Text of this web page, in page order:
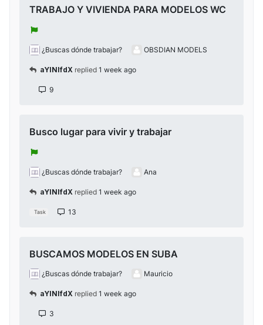
TRABAJO Y VIVIENDA PARA MODELOS WC
¿Buscas dónde trabajar? OBSDIAN MODELS
aYlNlfdX replied 1 week ago
9
Busco lugar para vivir y trabajar
¿Buscas dónde trabajar? Ana
aYlNlfdX replied 1 week ago
Task 13
BUSCAMOS MODELOS EN SUBA
¿Buscas dónde trabajar? Mauricio
aYlNlfdX replied 1 week ago
3